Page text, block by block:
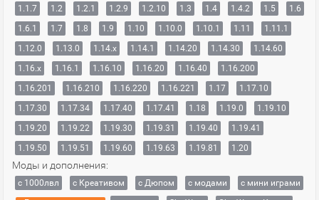
1.1.7
1.2 1.2.1 1.2.9 1.2.10 1.3 1.4 1.4.2 1.5
1.6
1.6.1
1.7 1.8 1.9 1.10 1.10.0 1.10.1 1.11
1.11.1
1.12.0
1.13.0 1.14.x 1.14.1 1.14.20 1.14.30
1.14.60
1.16.x
1.16.1 1.16.10 1.16.20 1.16.40
1.16.200
1.16.201
1.16.210 1.16.220 1.16.221 1.17
1.17.10
1.17.30
1.17.34 1.17.40 1.17.41 1.18 1.19.0
1.19.10
1.19.20
1.19.22 1.19.30 1.19.31 1.19.40
1.19.41
1.19.50
1.19.51 1.19.60 1.19.63 1.19.81 1.20
Моды и дополнения:
с 1000лвл c Креативом с Дюпом с модами
с мини играми